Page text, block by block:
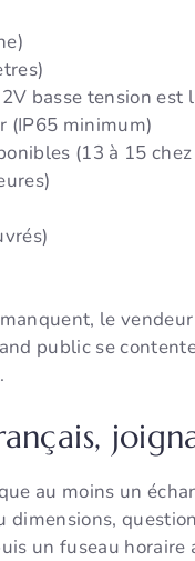
basse tension est
(IP65 minimum)
(13 à 15
le
public se
au moins un
un fuseau horaire